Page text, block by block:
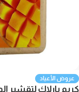
عروض الأعياد
كريم بارلاك لتقشير